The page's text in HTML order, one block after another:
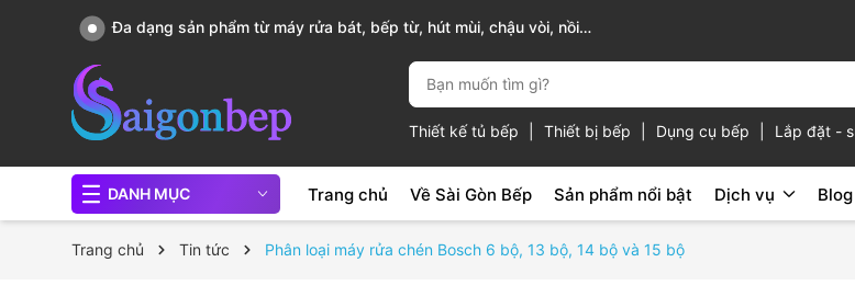
Sài Gòn Bếp chuyên thiết bị bếp, gia dụng bếp cao cấp
Thiết kế tủ bếp Thiết bị bếp Dụng cụ bếp Lắp đặt -
DANH MỤC Trang chủ Về Sài Gòn Bếp Sản phẩm nổi bật Dịch vụ
Trang chủ Tin tức Phân loại máy rửa chén Bosch 6 bộ, 13 bộ, 14 bộ và 15 bộ